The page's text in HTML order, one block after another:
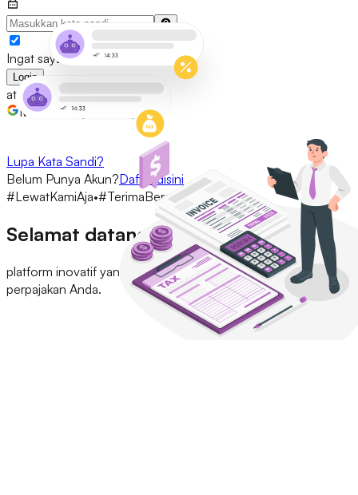
Ingat saya
Login
atau
Masuk dengan Google
Lupa Kata Sandi?
Belum Punya Akun?Daftar disini
#LewatKamiAja•#TerimaBeres
Selamat datang di Tax Point
platform inovatif yang mengubah pengalaman konsultasi
perpajakan Anda.